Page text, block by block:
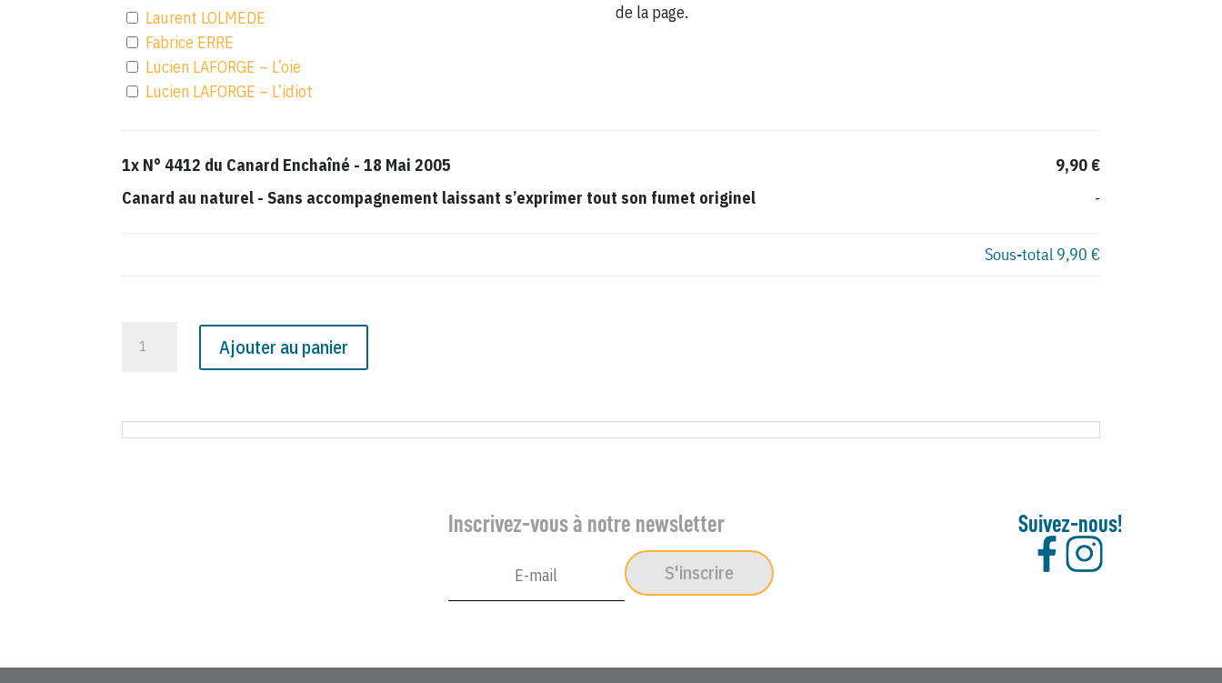
Laurent LOLMEDE
Fabrice ERRE
Lucien LAFORGE – L’oie
Lucien LAFORGE – L’idiot
de la page.
1x N° 4412 du Canard Enchaîné - 18 Mai 2005
9,90 €
Canard au naturel -Sans accompagnement laissant s’exprimer tout son fumet originel -
Sous-total 9,90 €
Ajouter au panier
Inscrivez-vous à notre newsletter
S'inscrire
Suivez-nous!